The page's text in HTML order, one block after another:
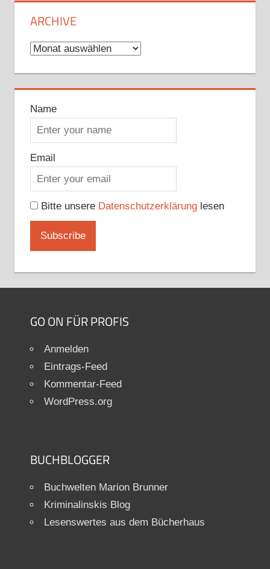
ARCHIVE
Archive
Name
Email
Bitte unsere Datenschutzerklärunglesen
GO ON FÜR PROFIS
Anmelden
Eintrags-Feed
Kommentar-Feed
WordPress.org
BUCHBLOGGER
Buchwelten Marion Brunner
Kriminalinskis Blog
Lesenswertes aus dem Bücherhaus